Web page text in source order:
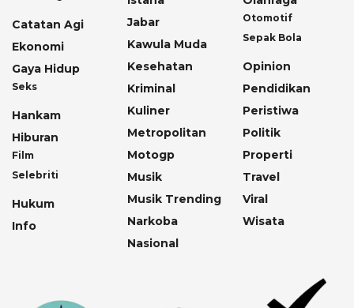
Catatan Agi
Ekonomi
Gaya Hidup
Seks
Hankam
Hiburan
Film
Selebriti
Hukum
Info
Jabar
Kawula Muda
Kesehatan
Kriminal
Kuliner
Metropolitan
Motogp
Musik
Musik Trending
Narkoba
Nasional
Otomotif
Sepak Bola
Opinion
Pendidikan
Peristiwa
Politik
Properti
Travel
Viral
Wisata